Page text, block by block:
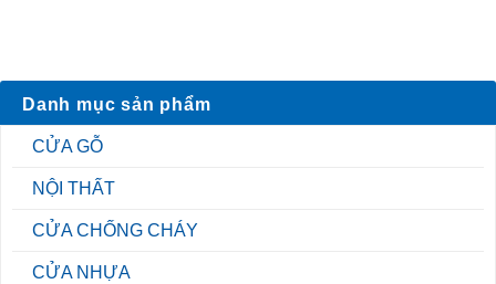
Danh mục sản phẩm
CỬA GỖ
NỘI THẤT
CỬA CHỐNG CHÁY
CỬA NHỰA